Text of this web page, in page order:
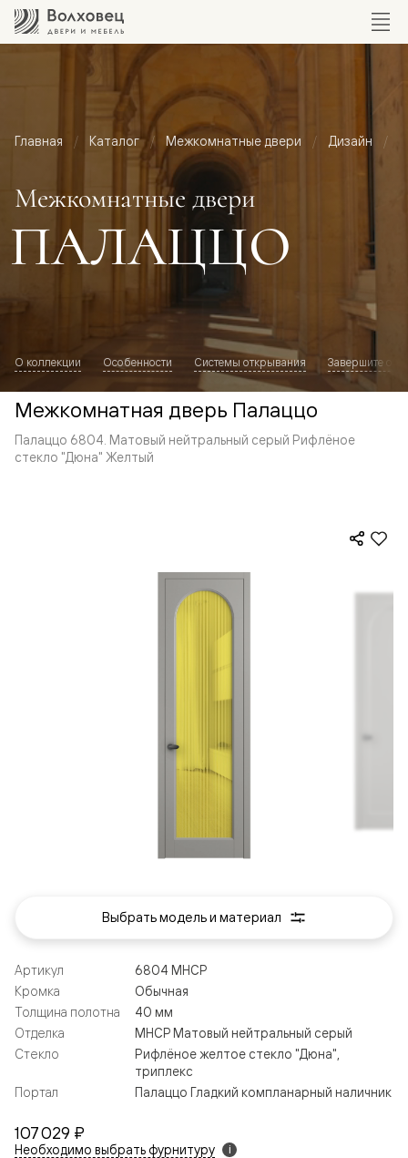
Главная Каталог Межкомнатные двери Дизайн
Межкомнатные двери
ПАЛАЦЦО
О коллекции Особенности Системы открывания Завершите
Межкомнатная дверь Палаццо
Палаццо 6804. Матовый нейтральный серый Рифлёное
стекло "Дюна" Желтый
107 029 ₽
Необходимо выбрать фурнитуру i
Артикул
6804 МНСР
Кромка
Обычная
Толщина полотна
40 мм
Отделка
МНСР Матовый нейтральный серый
Стекло
Рифлёное желтое стекло "Дюна",
триплекс
Портал
Палаццо Гладкий компланарный наличник
Выбрать модель и материал